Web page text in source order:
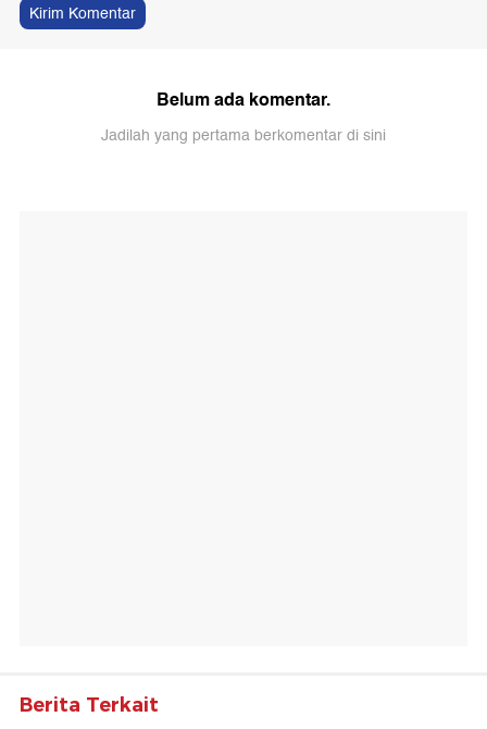
Kirim Komentar
Belum ada komentar.
Jadilah yang pertama berkomentar di sini
Berita Terkait